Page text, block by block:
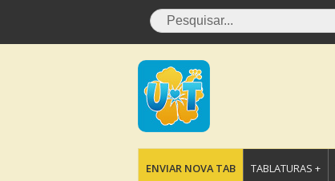
ENVIAR NOVA TAB TABLATURAS +